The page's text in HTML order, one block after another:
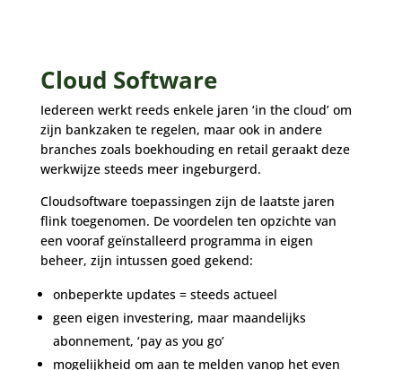
Cloud Software
Iedereen werkt reeds enkele jaren ‘in the cloud’ om
zijn bankzaken te regelen, maar ook in andere
branches zoals boekhouding en retail geraakt deze
werkwijze steeds meer ingeburgerd.
Cloudsoftware toepassingen zijn de laatste jaren
flink toegenomen. De voordelen ten opzichte van
een vooraf geïnstalleerd programma in eigen
beheer, zijn intussen goed gekend:
onbeperkte updates = steeds actueel
geen eigen investering, maar maandelijks
abonnement, ‘pay as you go’
mogelijkheid om aan te melden vanop het even